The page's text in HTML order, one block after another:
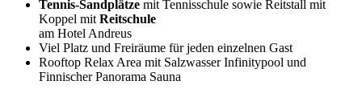
Tennis-Sandplätze mit Tennisschule sowie Reitstall mit
Koppel mit Reitschule
am Hotel Andreus
Viel Platz und Freiräume für jeden einzelnen Gast
Rooftop Relax Area mit Salzwasser Infinitypool und
Finnischer Panorama Sauna